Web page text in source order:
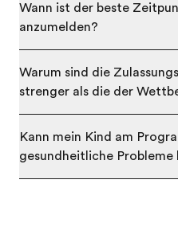
Wann ist der beste
anzumelden?
Warum sind die
strenger als die der
Kann mein Kind am
gesundheitliche Probleme